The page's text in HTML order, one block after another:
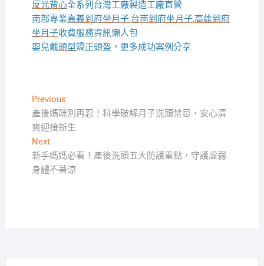
反光背心全系列台灣工廠製造工廠直營
南部專業嘉義到府坐月子,台南到府坐月子,高雄到府
坐月子收費服務資訊懶人包
嬰兒戴頭型矯正頭盔，更多成功案例分享
文
章
導
覽
PreviousPrevious
post:
產後媽咪別再忍！科學破解月子洗頭禁忌，安心清
爽迎接新生
NextNext
post:
新手媽媽必看！產後洗頭五大防護重點，守護虛弱
身體不著涼